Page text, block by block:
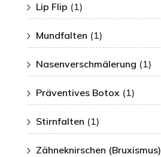
Lip Flip (1)
Mundfalten (1)
Nasenverschmälerung (1)
Präventives Botox (1)
Stirnfalten (1)
Zähneknirschen (Bruxismus)